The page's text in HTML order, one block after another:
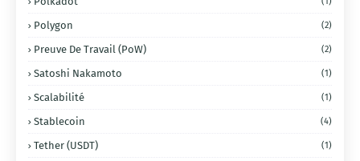
Polygon (2)
Preuve De Travail (PoW) (2)
Satoshi Nakamoto (1)
Scalabilité (1)
Stablecoin (4)
Tether (USDT) (1)